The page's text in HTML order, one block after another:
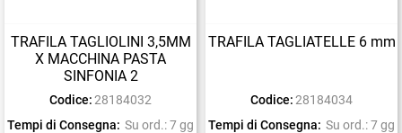
TRAFILA TAGLIOLINI 3,5MM
X MACCHINA PASTA
SINFONIA 2
Codice: 28184032
Tempi di Consegna: Su ord.: 7 gg
TRAFILA TAGLIATELLE 6 mm
Codice: 28184034
Tempi di Consegna: Su ord.: 7 gg